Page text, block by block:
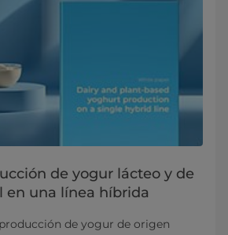
de yogur lácteo y de
en una línea híbrida
de yogur de origen